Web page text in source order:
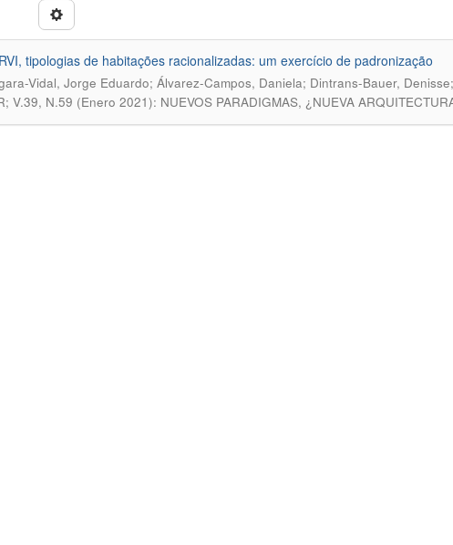
tipologias de habitações racionalizadas: um exercício de padronização
Vidal, Jorge Eduardo; Álvarez-Campos, Daniela; Dintrans-Bauer,
V.39, N.59 (Enero 2021): NUEVOS PARADIGMAS, ¿NUEVA